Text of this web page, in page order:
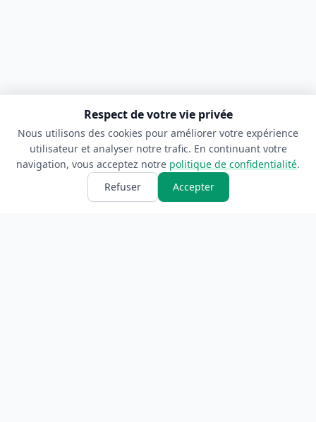
Respect de votre vie privée
Nous utilisons des cookies pour améliorer votre expérience
utilisateur et analyser notre trafic. En continuant votre
navigation, vous acceptez notre politique de confidentialité.
Refuser
Accepter